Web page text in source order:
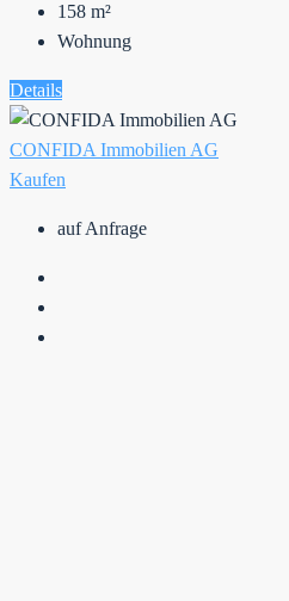
158 m²
Wohnung
Details
CONFIDA Immobilien AG
Kaufen
auf Anfrage